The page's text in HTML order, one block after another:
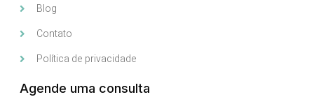
Blog
Contato
Política de privacidade
Agende uma consulta